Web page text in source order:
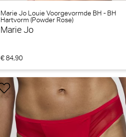
Marie Jo Louie Voorgevormde BH - BH
Hartvorm (Powder Rose)
Marie Jo
€ 84,90